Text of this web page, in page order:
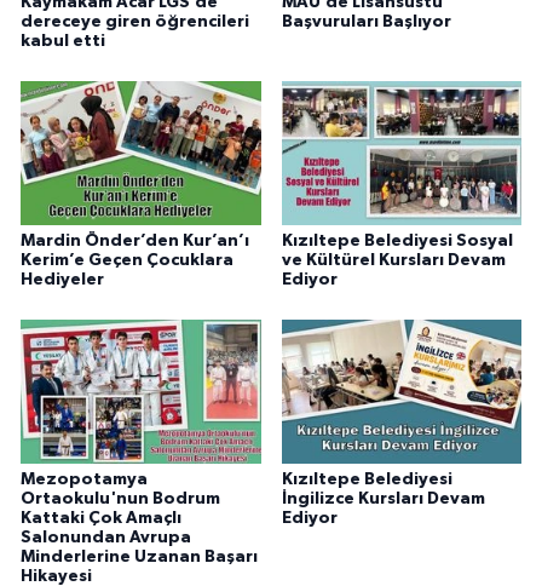
dereceye giren öğrencileri
kabul etti
Başvuruları Başlıyor
Mardin Önder’den Kur’an’ı
Kerim’e Geçen Çocuklara
Hediyeler
Kızıltepe Belediyesi Sosyal
ve Kültürel Kursları Devam
Ediyor
Mezopotamya
Ortaokulu'nun Bodrum
Kattaki Çok Amaçlı
Salonundan Avrupa
Minderlerine Uzanan Başarı
Hikayesi
Kızıltepe Belediyesi
İngilizce Kursları Devam
Ediyor